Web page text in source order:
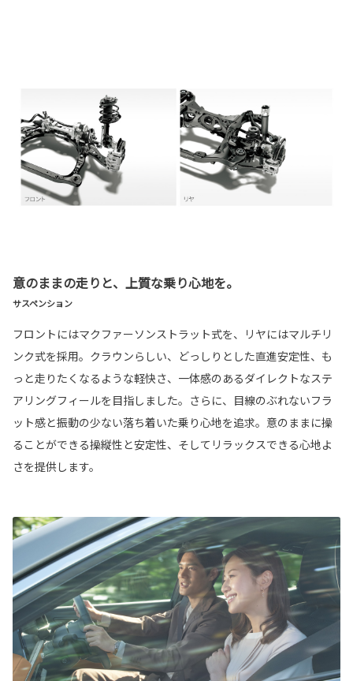
意のままの走りと、上質な乗り心地を。
サスペンション
フロントにはマクファーソンストラット式を、リヤにはマルチリ
ンク式を採用。クラウンらしい、どっしりとした直進安定性、も
っと走りたくなるような軽快さ、一体感のあるダイレクトなステ
アリングフィールを目指しました。さらに、目線のぶれないフラ
ット感と振動の少ない落ち着いた乗り心地を追求。意のままに操
ることができる操縦性と安定性、そしてリラックスできる心地よ
さを提供します。